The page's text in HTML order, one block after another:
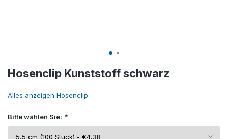
Hosenclip Kunststoff schwarz
Alles anzeigen Hosenclip
Bitte wählen Sie: *